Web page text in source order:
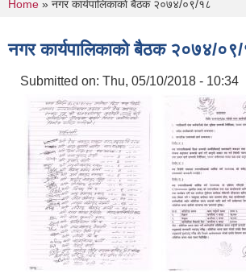
You are here
Home » नगर कार्यपालिकाकाे बैठक २०७४/०९/१८
नगर कार्यपालिकाकाे बैठक २०७४/
Submitted on: Thu, 05/10/2018 - 10:34